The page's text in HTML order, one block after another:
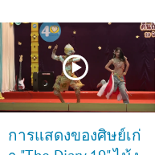
การแสดงของศิษย์เก่